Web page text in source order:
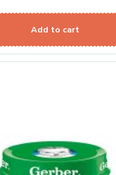
Add to cart